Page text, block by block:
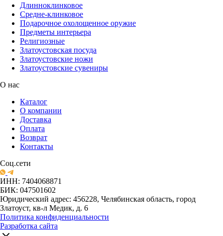
Длинноклинковое
Средне-клинковое
Подарочное охолощенное оружие
Предметы интерьера
Религиозные
Златоустовская посуда
Златоустовские ножи
Златоустовские сувениры
О нас
Каталог
О компании
Доставка
Оплата
Возврат
Контакты
Соц.сети
ИНН: 7404068871
БИК: 047501602
Юридический адрес: 456228, Челябинская область, город
Златоуст, кв-л Медик, д. 6
Политика конфиденциальности
Разработка сайта